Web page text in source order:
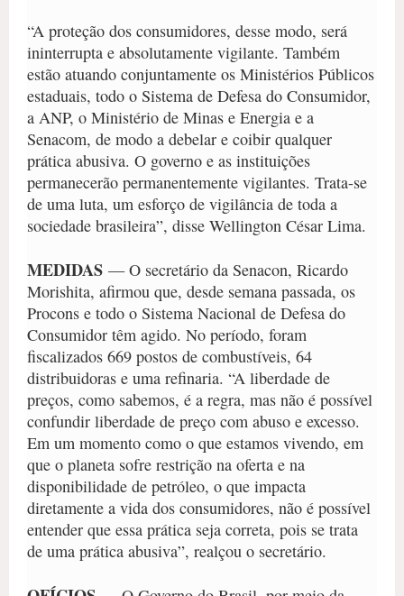
“A proteção dos consumidores, desse modo, será
ininterrupta e absolutamente vigilante. Também
estão atuando conjuntamente os Ministérios Públicos
estaduais, todo o Sistema de Defesa do Consumidor,
a ANP, o Ministério de Minas e Energia e a
Senacom, de modo a debelar e coibir qualquer
prática abusiva. O governo e as instituições
permanecerão permanentemente vigilantes. Trata-se
de uma luta, um esforço de vigilância de toda a
sociedade brasileira”, disse Wellington César Lima.
MEDIDAS — O secretário da Senacon, Ricardo
Morishita, afirmou que, desde semana passada, os
Procons e todo o Sistema Nacional de Defesa do
Consumidor têm agido. No período, foram
fiscalizados 669 postos de combustíveis, 64
distribuidoras e uma refinaria. “A liberdade de
preços, como sabemos, é a regra, mas não é possível
confundir liberdade de preço com abuso e excesso.
Em um momento como o que estamos vivendo, em
que o planeta sofre restrição na oferta e na
disponibilidade de petróleo, o que impacta
diretamente a vida dos consumidores, não é possível
entender que essa prática seja correta, pois se trata
de uma prática abusiva”, realçou o secretário.